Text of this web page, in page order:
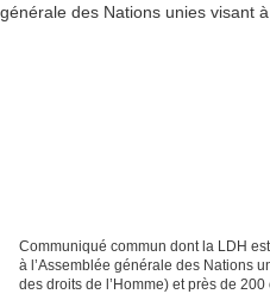
Communiqué commun dont la LDH
à l’Assemblée générale des Nations
des droits de l’Homme) et près de